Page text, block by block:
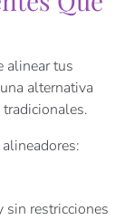
alinear tus
alternativa
sin restricciones